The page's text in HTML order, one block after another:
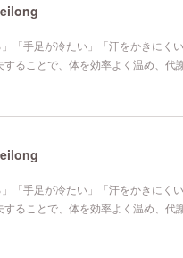
「手足が冷たい」「汗をかきにく
ることで、体を効率よく温め、代
「手足が冷たい」「汗をかきにく
ることで、体を効率よく温め、代